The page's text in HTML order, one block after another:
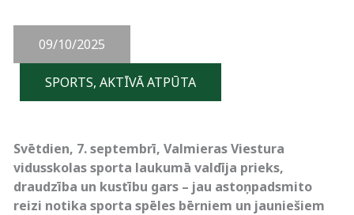
09/10/2025
SPORTS, AKTĪVĀ ATPŪTA
Svētdien, 7. septembrī, Valmieras Viestura
vidusskolas sporta laukumā valdīja prieks,
draudzība un kustību gars – jau astoņpadsmito
reizi notika sporta spēles bērniem un jauniešiem